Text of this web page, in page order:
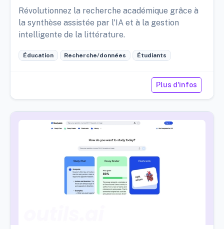
Révolutionnez la recherche académique grâce à
la synthèse assistée par l'IA et à la gestion
intelligente de la littérature.
Éducation Recherche/données Étudiants
Plus d'infos